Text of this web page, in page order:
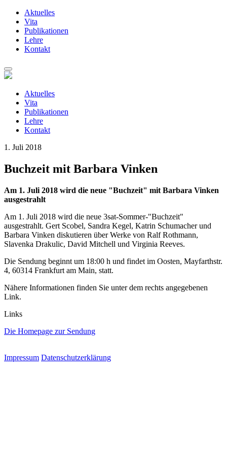
Aktuelles
Vita
Publikationen
Lehre
Kontakt
Zum
springenAktuelles
Vita
Publikationen
Lehre
Kontakt
1. Juli 2018
Buchzeit mit Barbara Vinken
Am 1. Juli 2018 wird die neue "Buchzeit" mit Barbara Vinken
ausgestrahlt
Am 1. Juli 2018 wird die neue 3sat-Sommer-"Buchzeit"
ausgestrahlt. Gert Scobel, Sandra Kegel, Katrin Schumacher und
Barbara Vinken diskutieren über Werke von Ralf Rothmann,
Slavenka Drakulic, David Mitchell und Virginia Reeves.
Die Sendung beginnt um 18:00 h und findet im Oosten, Mayfarthstr.
4, 60314 Frankfurt am Main, statt.
Nähere Informationen finden Sie unter dem rechts angegebenen
Link.
Links
Die Homepage zur Sendung
Impressum Datenschutzerklärung